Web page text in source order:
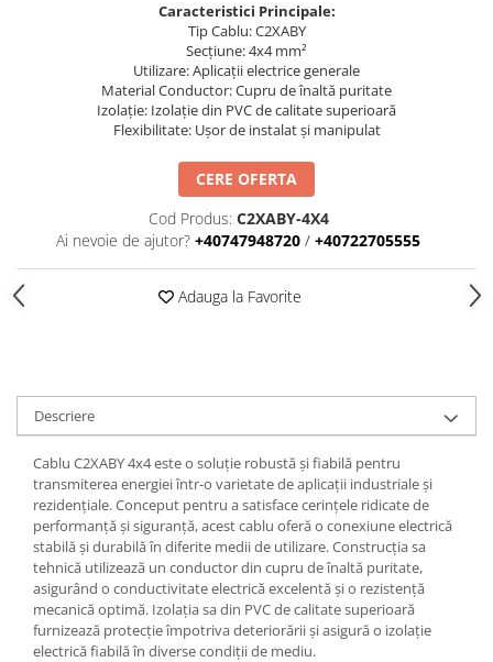
Țeavă PVC și copex
Cofrete, dulapuri și doze
Cofrete de plastic și accesorii
Coftere metalice și accesorii
Coliere de plastic
Iluminat
Lumini exterioare
Lămpi și componente
Senzori
Paratrasnet și Protecție la Trăsnet
Catarge
Montaj Lateral Catarg
Montaj pe acoperis
Paratrăsnete ESE — PDA Integrat
Electric
Caracteristici Principale:
Tip Cablu: C2XABY
Secțiune: 4x4 mm²
Utilizare: Aplicații electrice generale
Material Conductor: Cupru de înaltă puritate
Izolație: Izolație din PVC de calitate superioară
Flexibilitate: Ușor de instalat și manipulat
CERE OFERTA
Cod Produs: C2XABY-4X4
Ai nevoie de ajutor? +40747948720 / +40722705555
Adauga la Favorite
Descriere
Cablu C2XABY 4x4 este o soluție robustă și fiabilă pentru
transmiterea energiei într-o varietate de aplicații industriale și
rezidențiale. Conceput pentru a satisface cerințele ridicate de
performanță și siguranță, acest cablu oferă o conexiune electrică
stabilă și durabilă în diferite medii de utilizare. Construcția sa
tehnică utilizează un conductor din cupru de înaltă puritate,
asigurând o conductivitate electrică excelentă și o rezistență
mecanică optimă. Izolația sa din PVC de calitate superioară
furnizează protecție împotriva deteriorării și asigură o izolație
electrică fiabilă în diverse condiții de mediu.